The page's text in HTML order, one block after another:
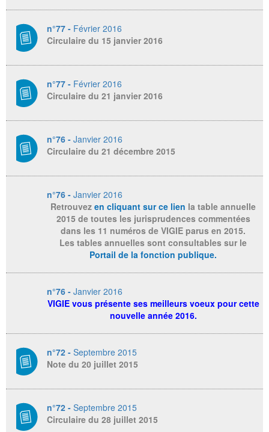
n°77 - Février 2016
Circulaire du 15 janvier 2016
n°77 - Février 2016
Circulaire du 21 janvier 2016
n°76 - Janvier 2016
Circulaire du 21 décembre 2015
n°76 - Janvier 2016
Retrouvezen cliquant sur ce lien la table annuelle
2015 de toutes les jurisprudences commentées
dans les 11 numéros de VIGIE parus en 2015.
Les tables annuelles sont consultables sur le
Portail de la fonction publique.
n°76 - Janvier 2016
VIGIE vous présente ses meilleurs voeux pour cette
nouvelle année 2016.
n°72 - Septembre 2015
Note du 20 juillet 2015
n°72 - Septembre 2015
Circulaire du 28 juillet 2015